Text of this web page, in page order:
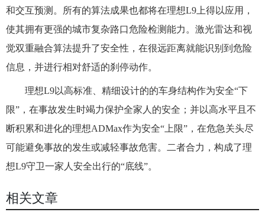
和交互预测。所有的算法成果也都将在理想L9上得以应用，
使其拥有更强的城市复杂路口危险检测能力。激光雷达和视
觉双重融合算法提升了安全性，在很远距离就能识别到危险
信息，并进行相对舒适的刹停动作。
理想L9以高标准、精细设计的的车身结构作为安全“下
限”，在事故发生时竭力保护全家人的安全；并以高水平且不
断积累和进化的理想ADMax作为安全“上限”，在危急关头尽
可能避免事故的发生或减轻事故危害。二者合力，构成了理
想L9守卫一家人安全出行的“底线”。
相关文章